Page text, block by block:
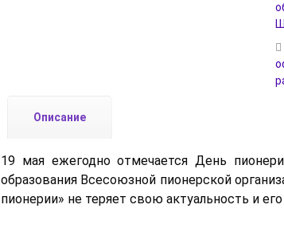
Описание
19 мая ежегодно отмечается День
образования Всесоюзной пионерской
пионерии» не теряет свою актуальность и